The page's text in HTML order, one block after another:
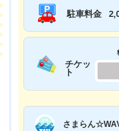
駐車料金
チケッ
ト
さまらん